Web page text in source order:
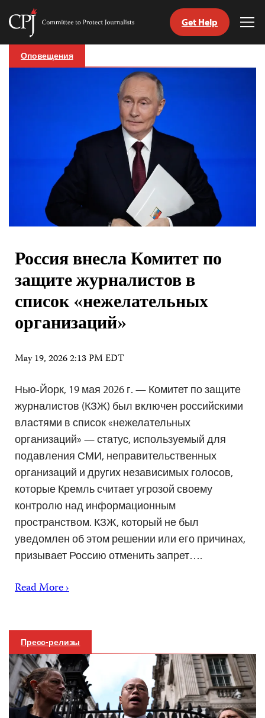
Skip
Committee
Protect
Journalists
Get Help
Оповещения
Россия внесла Комитет по
защите журналистов в
список «нежелательных
организаций»
May 19, 2026 2:13 PM EDT
Нью-Йорк, 19 мая 2026 г. — Комитет по защите
журналистов (КЗЖ) был включен российскими
властями в список «нежелательных
организаций» — статус, используемый для
подавления СМИ, неправительственных
организаций и других независимых голосов,
которые Кремль считает угрозой своему
контролю над информационным
пространством. КЗЖ, который не был
уведомлен об этом решении или его причинах,
призывает Россию отменить запрет….
Read More ›
Пресс-релизы